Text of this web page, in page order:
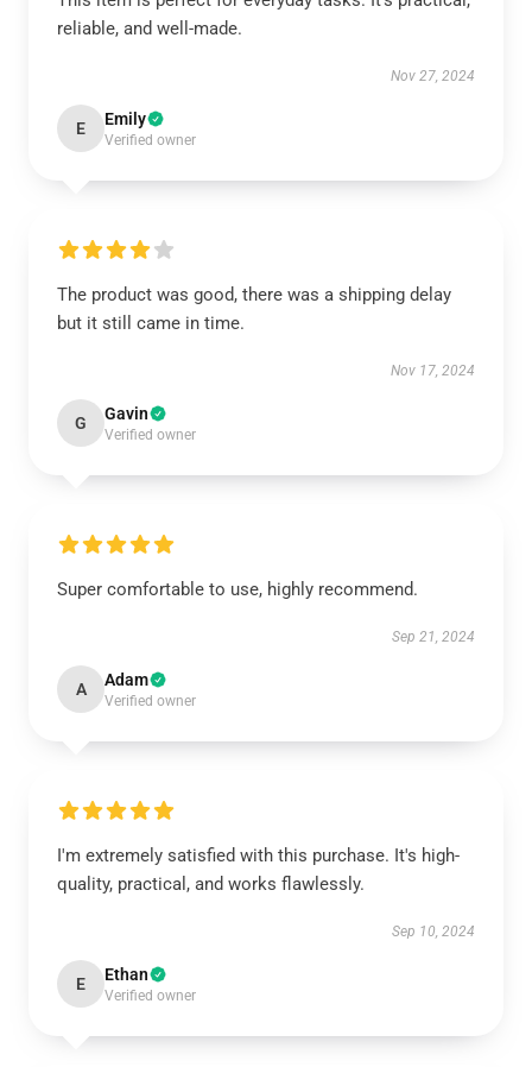
reliable, and well-made.
Nov 27, 2024
E Emily
Verified owner
The product was good, there was a shipping delay
but it still came in time.
Nov 17, 2024
G Gavin
Verified owner
Super comfortable to use, highly recommend.
Sep 21, 2024
A Adam
Verified owner
I'm extremely satisfied with this purchase. It's high-
quality, practical, and works flawlessly.
Sep 10, 2024
E Ethan
Verified owner